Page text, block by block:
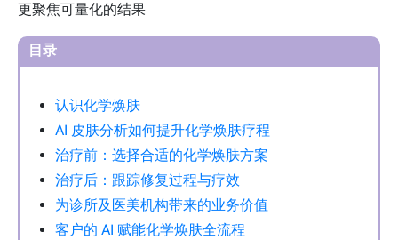
更聚焦可量化的结果
目录
认识化学焕肤
AI 皮肤分析如何提升化学焕肤疗程
治疗前：选择合适的化学焕肤方案
治疗后：跟踪修复过程与疗效
为诊所及医美机构带来的业务价值
客户的 AI 赋能化学焕肤全流程